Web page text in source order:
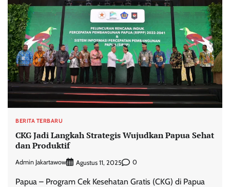
BERITA TERBARU
CKG Jadi Langkah Strategis Wujudkan Papua Sehat
dan Produktif
Admin Jakartawow Agustus 11, 2025 0
Papua – Program Cek Kesehatan Gratis (CKG) di Papua